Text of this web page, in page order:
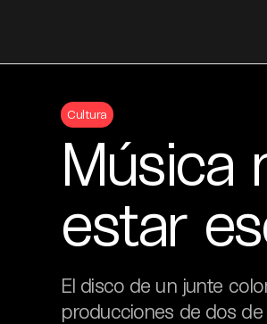
Cultura
Música
estar
El disco de un junte
producciones de dos